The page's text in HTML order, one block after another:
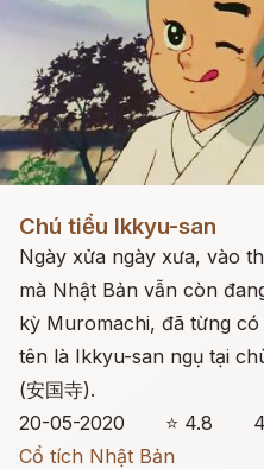
Chú tiểu Ikkyu-san
Ngày xửa ngày xưa, vào
mà Nhật Bản vẫn còn
kỳ Muromachi, đã từng
tên là Ikkyu-san ngụ tại
(安国寺).
20-05-2020
⭐ 4.8
Cổ tích Nhật Bản